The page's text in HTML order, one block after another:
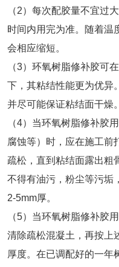
（2）每次配胶量不宜过
时间内用完为准。随着温
会相应缩短。
（3）环氧树脂修补胶可
下，其粘结性能更为优异
并尽可能保证粘结面干燥。
（4）当环氧树脂修补胶
腐蚀等）时，应在施工前
疏松，直到粘结面露出粗
不得有油污，粉尘等污垢
2-5mm厚。
（5）当环氧树脂修补胶
清除疏松混凝土，再按上
厚度。在已调配好的一年